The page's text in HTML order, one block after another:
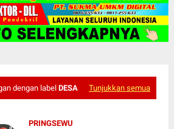
dengan label DESA Tunjukkan semua
PRINGSEWU